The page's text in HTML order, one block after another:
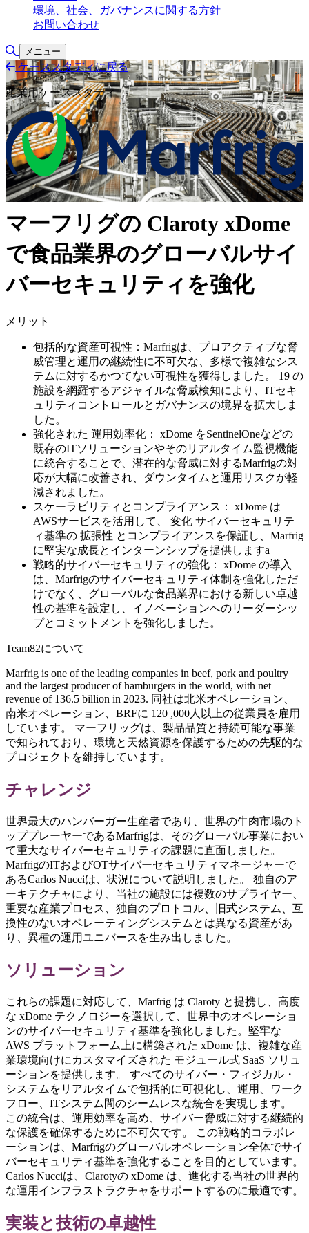
環境、社会、ガバナンスに関する方針
お問い合わせ
検索の切り替え
メニュー
ケーススタディに戻る
産業用ケーススタディ
マーフリグの Claroty xDome
で食品業界のグローバルサイ
バーセキュリティを強化
メリット
包括的な資産可視性：Marfrigは、プロアクティブな脅
威管理と運用の継続性に不可欠な、多様で複雑なシス
テムに対するかつてない可視性を獲得しました。 19 の
施設を網羅するアジャイルな脅威検知により、ITセキ
ュリティコントロールとガバナンスの境界を拡大しま
した。
強化された 運用効率化： xDome をSentinelOneなどの
既存のITソリューションやそのリアルタイム監視機能
に統合することで、潜在的な脅威に対するMarfrigの対
応が大幅に改善され、ダウンタイムと運用リスクが軽
減されました。
スケーラビリティとコンプライアンス： xDome は
AWSサービスを活用して、 変化 サイバーセキュリテ
ィ基準の 拡張性 とコンプライアンスを保証し、Marfrig
に堅実な成長とインターンシップを提供しますa
戦略的サイバーセキュリティの強化： xDome の導入
は、Marfrigのサイバーセキュリティ体制を強化しただ
けでなく、グローバルな食品業界における新しい卓越
性の基準を設定し、イノベーションへのリーダーシッ
プとコミットメントを強化しました。
Team82について
Marfrig is one of the leading companies in beef, pork and poultry
and the largest producer of hamburgers in the world, with net
revenue of 136.5 billion in 2023. 同社は北米オペレーション、
南米オペレーション、BRFに 120 ,000人以上の従業員を雇用
しています。 マーフリッグは、製品品質と持続可能な事業
で知られており、環境と天然資源を保護するための先駆的な
プロジェクトを維持しています。
チャレンジ
世界最大のハンバーガー生産者であり、世界の牛肉市場のト
ッププレーヤーであるMarfrigは、そのグローバル事業におい
て重大なサイバーセキュリティの課題に直面しました。
MarfrigのITおよびOTサイバーセキュリティマネージャーで
あるCarlos Nucciは、状況について説明しました。 独自のア
ーキテクチャにより、当社の施設には複数のサプライヤー、
重要な産業プロセス、独自のプロトコル、旧式システム、互
換性のないオペレーティングシステムとは異なる資産があ
り、異種の運用ユニバースを生み出しました。
ソリューション
これらの課題に対応して、Marfrig は Claroty と提携し、高度
な xDome テクノロジーを選択して、世界中のオペレーショ
ンのサイバーセキュリティ基準を強化しました。堅牢な
AWS プラットフォーム上に構築された xDome は、複雑な産
業環境向けにカスタマイズされた モジュール式 SaaS ソリュ
ーションを提供します。 すべてのサイバー・フィジカル・
システムをリアルタイムで包括的に可視化し、運用、ワーク
フロー、ITシステム間のシームレスな統合を実現します。
この統合は、運用効率を高め、サイバー脅威に対する継続的
な保護を確保するために不可欠です。 この戦略的コラボレ
ーションは、Marfrigのグローバルオペレーション全体でサイ
バーセキュリティ基準を強化することを目的としています。
Carlos Nucciは、Clarotyの xDome は、進化する当社の世界的
な運用インフラストラクチャをサポートするのに最適です。
実装と技術の卓越性